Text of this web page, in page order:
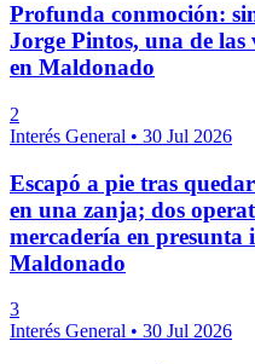
Profunda conmoción:
Jorge Pintos, una de
en Maldonado
2
Interés General • 30 Jul 2026
Escapó a pie tras
en una zanja; dos
mercadería en presunta
Maldonado
3
Interés General • 30 Jul 2026